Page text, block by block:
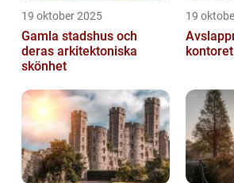
19 oktober 2025
Gamla stadshus och
deras arkitektoniska
skönhet
19
kontoret